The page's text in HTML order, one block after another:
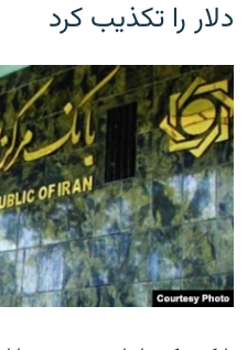
دلار را تکذیب کرد